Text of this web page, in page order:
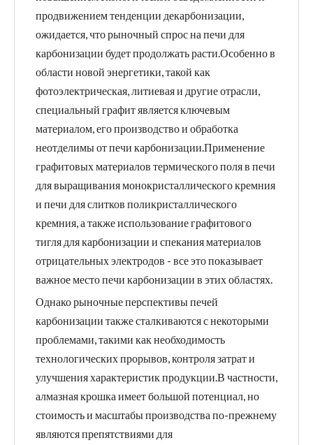
продвижением тенденции декарбонизации,
ожидается, что рыночный спрос на печи для
карбонизации будет продолжать расти.Особенно в
области новой энергетики, такой как
фотоэлектрическая, литиевая и другие отрасли,
специальный графит является ключевым
материалом, его производство и обработка
неотделимы от печи карбонизации.Применение
графитовых материалов термического поля в печи
для выращивания монокристаллического кремния
и печи для слитков поликристаллического
кремния, а также использование графитового
тигля для карбонизации и спекания материалов
отрицательных электродов - все это показывает
важное место печи карбонизации в этих областях.
Однако рыночные перспективы печей
карбонизации также сталкиваются с некоторыми
проблемами, такими как необходимость
технологических прорывов, контроля затрат и
улучшения характеристик продукции.В частности,
алмазная крошка имеет большой потенциал, но
стоимость и масштабы производства по-прежнему
являются препятствиями для